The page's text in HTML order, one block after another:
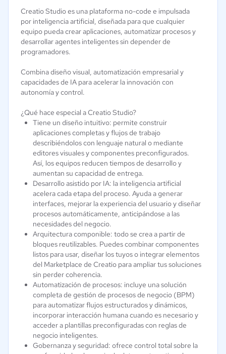
Creatio Studio es una plataforma no-code e impulsada
por inteligencia artificial, diseñada para que cualquier
equipo pueda crear aplicaciones, automatizar procesos y
desarrollar agentes inteligentes sin depender de
programadores.
Combina diseño visual, automatización empresarial y
capacidades de IA para acelerar la innovación con
autonomía y control.
¿Qué hace especial a Creatio Studio?
Tiene un diseño intuitivo: permite construir
aplicaciones completas y flujos de trabajo
describiéndolos con lenguaje natural o mediante
editores visuales y componentes preconfigurados.
Así, los equipos reducen tiempos de desarrollo y
aumentan su capacidad de entrega.
Desarrollo asistido por IA: la inteligencia artificial
acelera cada etapa del proceso. Ayuda a generar
interfaces, mejorar la experiencia del usuario y diseñar
procesos automáticamente, anticipándose a las
necesidades del negocio.
Arquitectura componible: todo se crea a partir de
bloques reutilizables. Puedes combinar componentes
listos para usar, diseñar los tuyos o integrar elementos
del Marketplace de Creatio para ampliar tus soluciones
sin perder coherencia.
Automatización de procesos: incluye una solución
completa de gestión de procesos de negocio (BPM)
para automatizar flujos estructurados y dinámicos,
incorporar interacción humana cuando es necesario y
acceder a plantillas preconfiguradas con reglas de
negocio inteligentes.
Gobernanza y seguridad: ofrece control total sobre la